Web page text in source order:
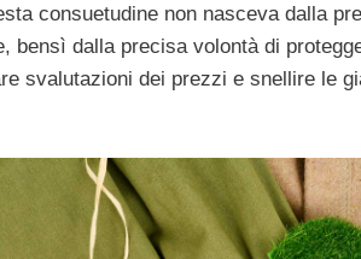
consuetudine non nasceva dalla
bensì dalla precisa volontà di
svalutazioni dei prezzi e snellire le